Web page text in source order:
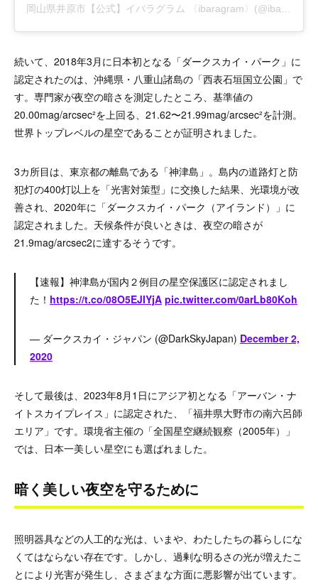
続いて、2018年3月に日本初となる「ダークスカイ・パーク」に
認定されたのは、沖縄県・八重山諸島の「西表石垣国立公園」で
す。専門家が夜空の暗さを測定したところ、基準値の
20.00mag/arcsec²を上回る、21.62〜21.99mag/arcsec²を計測。
世界トップレベルの星空であることが証明されました。
3カ所目は、東京都の離島である「神津島」。島内の道路灯と防
犯灯の400灯以上を「光害対策型」に交換した結果、光環境が改
善され、2020年に「ダークスカイ・パーク（アイランド）」に
認定されました。天候条件が良いときは、夜空の暗さが
21.9mag/arcsec2に達するそうです。
【速報】神津島が国内２例目の星空保護区に認定されまし
た！ https://t.co/08O5EJIYjA pic.twitter.com/0arLb80Koh
— ダークスカイ・ジャパン (@DarkSkyJapan) December 2,
2020
そして最後は、2023年8月1日にアジア初となる「アーバン・ナ
イトスカイプレイス」に認定された、「福井県大野市の南六呂師
エリア」です。環境省主催の「全国星空継続観察（2005年）」
では、日本一美しい星空にも選ばれました。
暗く美しい夜空を守るために
照明器具などの人工的な光は、いまや、わたしたちの暮らしにな
くてはならない存在です。しかし、過剰な明るさの光が増えたこ
とにより光害が発生し、さまざまな方面に悪影響が出ています。